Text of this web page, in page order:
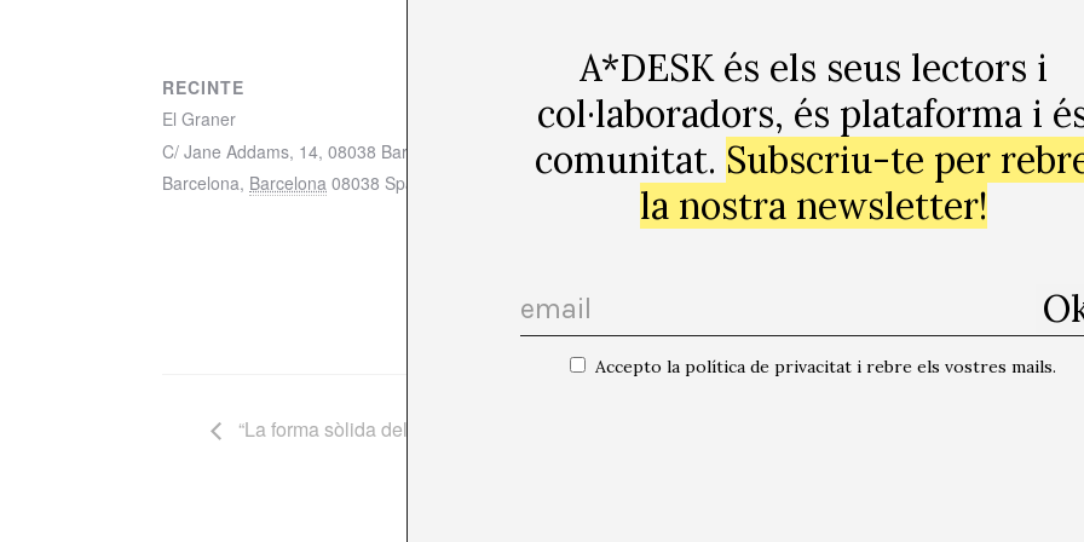
RECINTE
El Graner
C/ Jane Addams, 14, 08038 Barcelona mapa
Barcelona, Barcelona 08038 Spain
“La forma sòlida del paisatge”
A*DESK és els seus lectors i
col·laboradors, és plataforma i
comunitat. Subscriu-te per
la nostra newsletter!
Accepto la política de privacitat i rebre els vostres mails.